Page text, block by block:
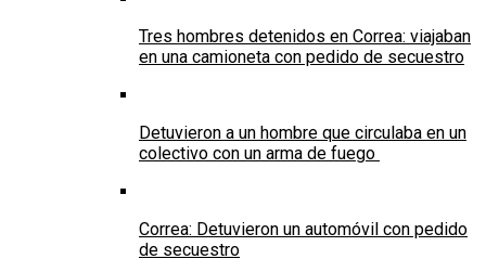
Tres hombres detenidos en Correa: viajaban
en una camioneta con pedido de secuestro
Detuvieron a un hombre que circulaba en un
colectivo con un arma de fuego
Correa: Detuvieron un automóvil con pedido
de secuestro